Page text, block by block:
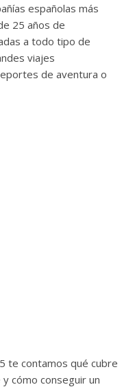
españolas más
25 años de
a todo tipo de
viajes
de aventura o
te contamos qué cubre
cómo conseguir un